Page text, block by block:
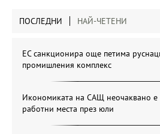
ПОСЛЕДНИ НАЙ-ЧЕТЕНИ
ЕС санкционира още петима
промишления комплекс
Икономиката на САЩ неочаквано е
работни места през юли